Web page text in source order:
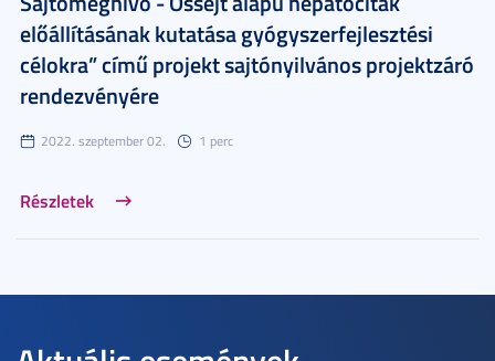
előállításának kutatása gyógyszerfejlesztési
célokra” című projekt sajtónyilvános projektzáró
rendezvényére
2022. szeptember 02. 1 perc
Részletek